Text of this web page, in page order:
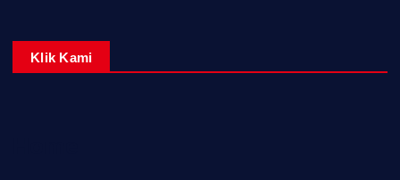
Klik Kami